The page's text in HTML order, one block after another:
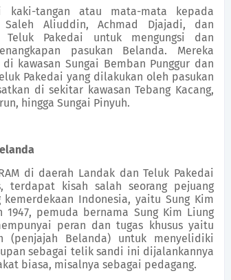
kaki-tangan atau mata-mata kepada
Aliuddin, Achmad Djajadi, dan
Pakedai untuk mengungsi dan
pasukan Belanda. Mereka
kawasan Sungai Bemban Punggur dan
Pakedai yang dilakukan oleh pasukan
di sekitar kawasan Tebang Kacang,
hingga Sungai Pinyuh.
di daerah Landak dan Teluk Pakedai
kisah salah seorang pejuang
Indonesia, yaitu Sung Kim
pemuda bernama Sung Kim Liung
peran dan tugas khusus yaitu
(penjajah Belanda) untuk menyelidiki
sebagai telik sandi ini dijalankannya
biasa, misalnya sebagai pedagang.